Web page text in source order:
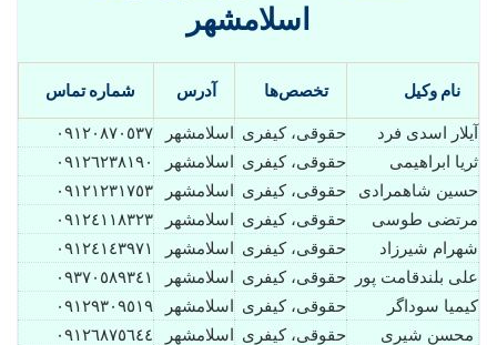
اسلامشهر
نام وکیل تخصص‌ها آدرس
شماره تماس
آیلار اسدی فرد
حقوقی، کیفری اسلامشهر
٠٩١٢٠٨٧٠٥٣٧
ثریا ابراهیمی
حقوقی، کیفری اسلامشهر
٠٩١٢٦٢٣٨١٩٠
حسین شاهمرادی
حقوقی، کیفری اسلامشهر
٠٩١٢١٢٣١٧٥٣
مرتضی طوسی
حقوقی، کیفری اسلامشهر
٠٩١٢٤١١٨٣٢٣
شهرام شیرزاد
حقوقی، کیفری اسلامشهر
٠٩١٢٤١٤٣٩٧١
علی بلندقامت پور
حقوقی، کیفری اسلامشهر
٠٩٣٧٠٥٨٩٣٤١
کیمیا سوداگر
حقوقی، کیفری اسلامشهر
٠٩١٢٩٣٠٩٥١٩
محسن شیری
حقوقی، کیفری اسلامشهر
٠٩١٢٦٨٧٥٦٤٤